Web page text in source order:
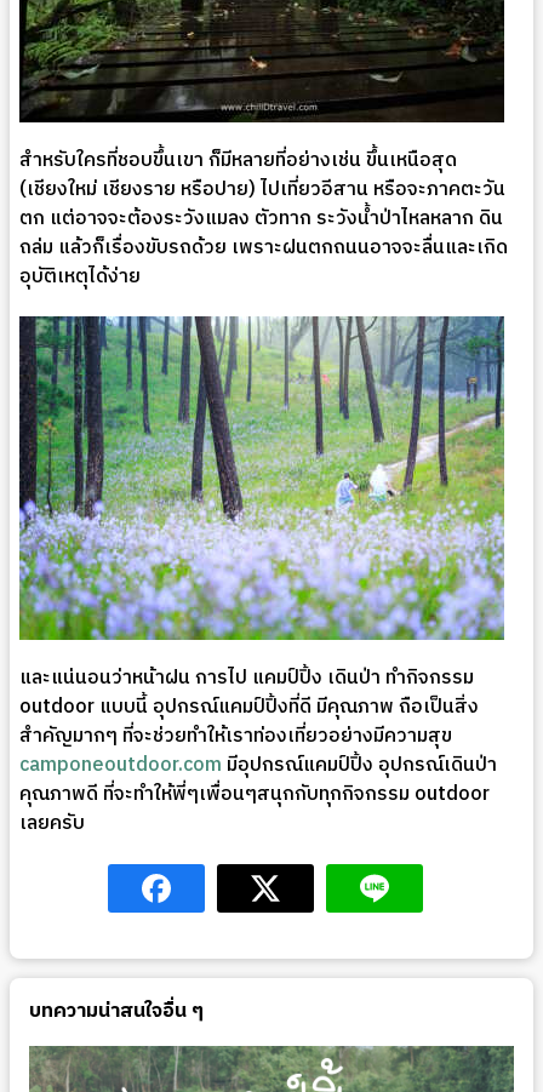
สำหรับใครที่ชอบขึ้นเขา ก็มีหลายที่อย่างเช่น ขึ้นเหนือสุด
(เชียงใหม่ เชียงราย หรือปาย) ไปเที่ยวอีสาน หรือจะภาคตะวัน
ตก แต่อาจจะต้องระวังแมลง ตัวทาก ระวังน้ำป่าไหลหลาก ดิน
ถล่ม แล้วก็เรื่องขับรถด้วย เพราะฝนตกถนนอาจจะลื่นและเกิด
อุบัติเหตุได้ง่าย
และแน่นอนว่าหน้าฝน การไป แคมป์ปิ้ง เดินป่า ทำกิจกรรม
outdoor แบบนี้ อุปกรณ์แคมป์ปิ้งที่ดี มีคุณภาพ ถือเป็นสิ่ง
สำคัญมากๆ ที่จะช่วยทำให้เราท่องเที่ยวอย่างมีความสุข
camponeoutdoor.com มีอุปกรณ์แคมป์ปิ้ง อุปกรณ์เดินป่า
คุณภาพดี ที่จะทำให้พี่ๆเพื่อนๆสนุกกับทุกกิจกรรม outdoor
เลยครับ
บทความน่าสนใจอื่น ๆ